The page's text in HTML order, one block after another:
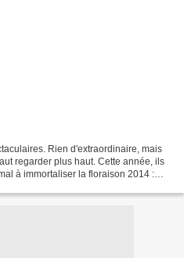
Rien d'extraordinaire, mais
regarder plus haut. Cette année, ils
à immortaliser la floraison 2014 :